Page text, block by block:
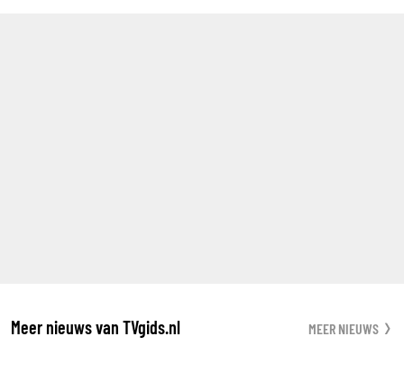
Meer nieuws van TVgids.nl MEER NIEUWS